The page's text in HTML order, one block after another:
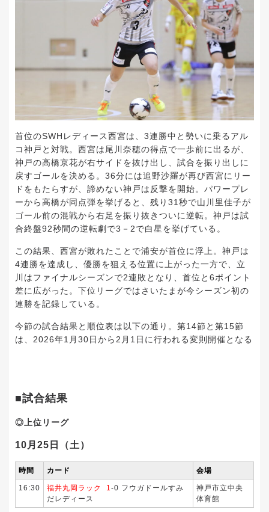
首位のSWHレディース西宮は、3連勝中と勢いに乗るアル
コ神戸と対戦。西宮は尾川奈穂の得点で一歩前に出るが、
神戸の高橋京花が右サイドを抜け出し、試合を振り出しに
戻すゴールを決める。36分には追野沙羅が再び西宮にリー
ドをもたらすが、諦めない神戸は反撃を開始。パワープレ
ーから高橋が同点弾を挙げると、残り31秒で山川里佳子が
ゴール前の混戦から右足を振り抜きついに逆転。神戸は試
合終盤92秒間の逆転劇で3－2で白星を挙げている。
この結果、西宮が敗れたことで浦安が首位に浮上。神戸は
4連勝を達成し、優勝を狙える位置に上がった一方で、立
川はファイナルシーズンで2連敗となり、首位と6ポイント
差に広がった。下位リーグではさいたまが今シーズン初の
連勝を記録している。
今節の試合結果と順位表は以下の通り。第14節と第15節
は、2026年1月30日から2月1日に行われる変則開催となる
■試合結果
◎上位リーグ
10月25日（土）
時間 カード 会場
16:30 福井丸岡ラック 1-0 フウガドールすみ
だレディース
神戸市立中央
体育館